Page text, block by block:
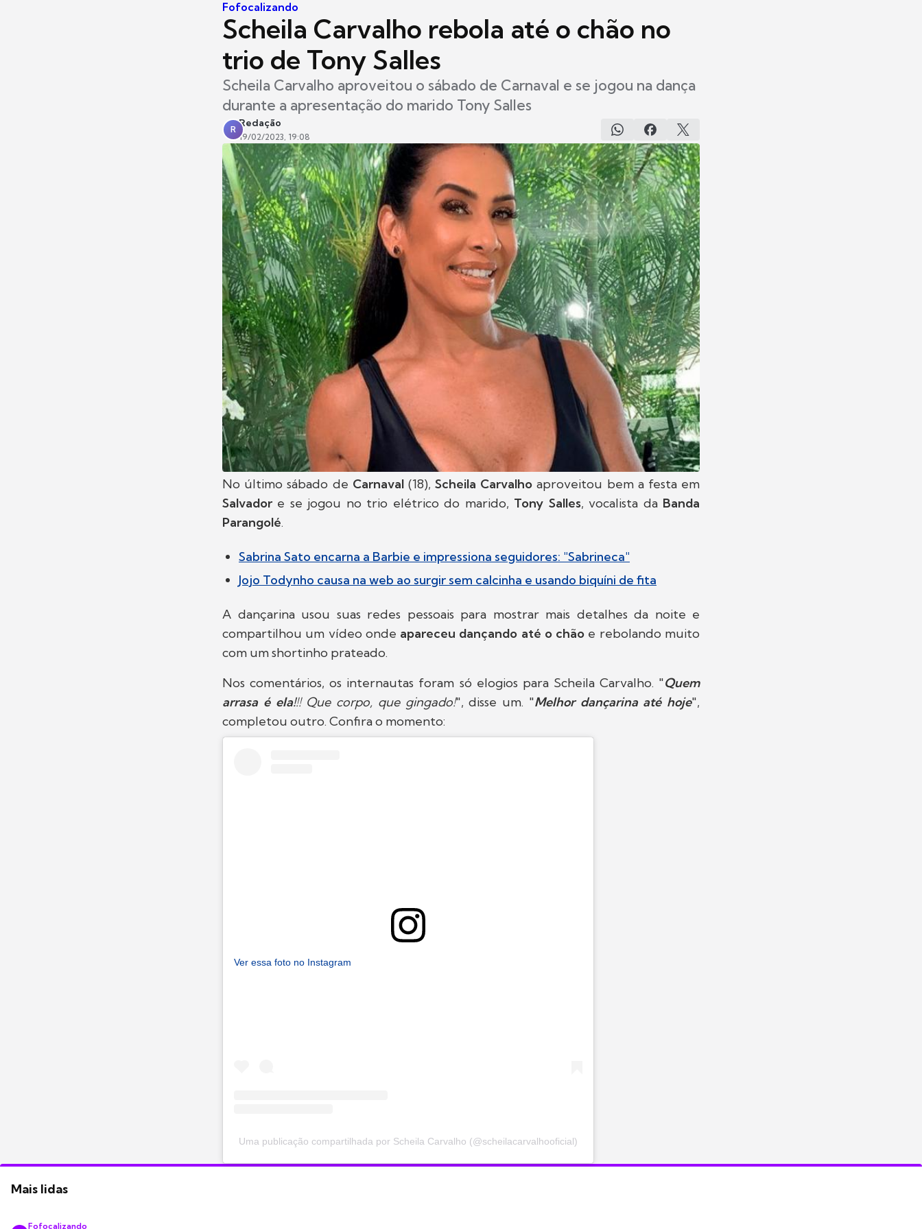
Fofocalizando
Scheila Carvalho rebola até o chão no
trio de Tony Salles
Scheila Carvalho aproveitou o sábado de Carnaval e se jogou na dança
durante a apresentação do marido Tony Salles
R
Redação
19/02/2023, 19:08
No último sábado de Carnaval(18),Scheila Carvalho aproveitou bem a festa em
Salvador e se jogou no trio elétrico do marido, Tony Salles, vocalista da Banda
Parangolé.
Sabrina Sato encarna a Barbie e impressiona seguidores: "Sabrineca"
Jojo Todynho causa na web ao surgir sem calcinha e usando biquíni de fita
A dançarina usou suas redes pessoais para mostrar mais detalhes da noite e
compartilhou um vídeo onde apareceu dançando até o chão e rebolando muito
com um shortinho prateado.
Nos comentários, os internautas foram só elogios para Scheila Carvalho. "Quem
arrasa é ela!!! Que corpo, que gingado!", disse um. "Melhor dançarina até hoje",
completou outro. Confira o momento:
Ver essa foto no Instagram
Uma publicação compartilhada por Scheila Carvalho (@scheilacarvalhooficial)
Mais lidas
Fofocalizando